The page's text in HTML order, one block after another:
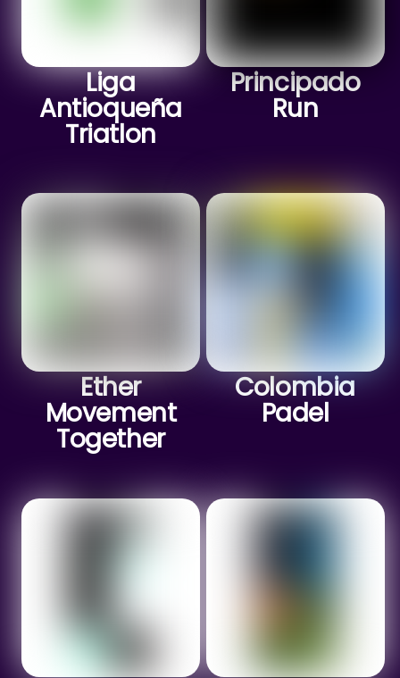
Liga
Antioqueña
Triatlon
Principado
Run
Ether
Movement
Together
Colombia
Padel